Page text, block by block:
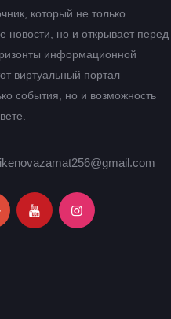
который не только
новости, но и открывает перед
информационной
виртуальный портал
события, но и возможность